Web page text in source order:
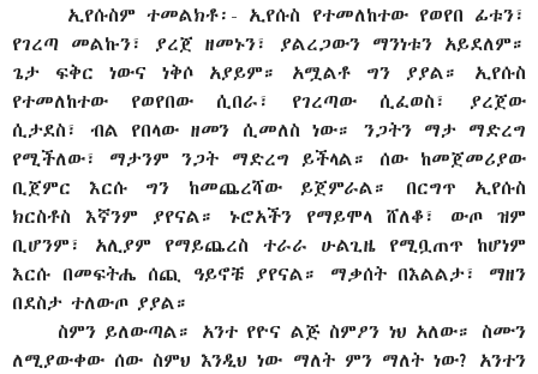
ኢየሱስም ተመልክቶ፡- ኢየሱስ የተመለከተው የወየበ ፊቱን፣
የገረጣ መልኩን፣ ያረጀ ዘመኑን፣ ያልረጋውን ማንነቱን አይደለም።
ጌታ ፍቅር ነውና ነቅሶ አያይም። አሟልቶ ግን ያያል። ኢየሱስ
የተመለከተው የወየበው ሲበራ፣ የገረጣው ሲፈወስ፣ ያረጀው
ሲታደስ፣ ብል የበላው ዘመን ሲመለስ ነው። ንጋትን ማታ ማድረግ
የሚችለው፣ ማታንም ንጋት ማድረግ ይችላል። ሰው ከመጀመሪያው
ቢጀምር እርሱ ግን ከመጨረሻው ይጀምራል። በርግጥ ኢየሱስ
ክርስቶስ እኛንም ያየናል። ኑሮአችን የማይሞላ ሸለቆ፣ ውጦ ዝም
ቢሆንም፣ አሊያም የማይጨረስ ተራራ ሁልጊዜ የሚቧጠጥ ከሆነም
እርሱ በመፍትሔ ሰጪ ዓይኖቹ ያየናል። ማቃሰት በእልልታ፣ ማዘን
በደስታ ተለውጦ ያያል።
ስምን ይለውጣል። አንተ የዮና ልጅ ስምዖን ነህ አለው። ስሙን
ለሚያውቀው ሰው ስምህ እንዲህ ነው ማለት ምን ማለት ነው? አንተን